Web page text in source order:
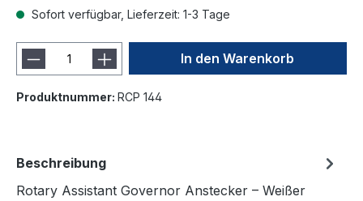
Sofort verfügbar, Lieferzeit: 1-3 Tage
In den Warenkorb
Produktnummer: RCP 144
Beschreibung
Rotary Assistant Governor Anstecker – Weißer